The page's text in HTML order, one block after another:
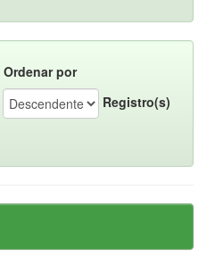
Ordenar por
Registro(s)